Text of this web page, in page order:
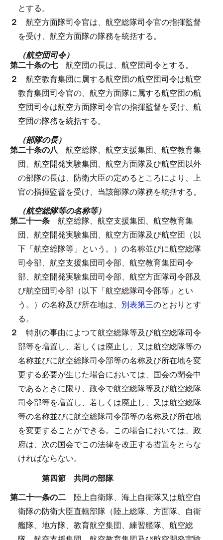
とする。
２ 航空方面隊司令官は、航空総隊司令官の指揮監督
を受け、航空方面隊の隊務を統括する。
（航空団司令）
第二十条の七 航空団の長は、航空団司令とする。
２ 航空教育集団に属する航空団の航空団司令は航空
教育集団司令官の、航空方面隊に属する航空団の航
空団司令は航空方面隊司令官の指揮監督を受け、航
空団の隊務を統括する。
（部隊の長）
第二十条の八 航空総隊、航空支援集団、航空教育集
団、航空開発実験集団、航空方面隊及び航空団以外
の部隊の長は、防衛大臣の定めるところにより、上
官の指揮監督を受け、当該部隊の隊務を統括する。
（航空総隊等の名称等）
第二十一条 航空総隊、航空支援集団、航空教育集
団、航空開発実験集団、航空方面隊及び航空団（以
下「航空総隊等」という。）の名称並びに航空総隊
司令部、航空支援集団司令部、航空教育集団司令
部、航空開発実験集団司令部、航空方面隊司令部及
び航空団司令部（以下「航空総隊司令部等」とい
う。）の名称及び所在地は、 別表第三のとおりとす
る。
２ 特別の事由によつて航空総隊等及び航空総隊司令
部等を増置し、若しくは廃止し、又は航空総隊等の
名称並びに航空総隊司令部等の名称及び所在地を変
更する必要が生じた場合においては、国会の閉会中
であるときに限り、政令で航空総隊等及び航空総隊
司令部等を増置し、若しくは廃止し、又は航空総隊
等の名称並びに航空総隊司令部等の名称及び所在地
を変更することができる。 この場合においては、政
府は、次の国会でこの法律を改正する措置をとらな
ければならない。
第四節 共同の部隊
第二十一条の二 陸上自衛隊、海上自衛隊又は航空自
衛隊の防衛大臣直轄部隊（陸上総隊、方面隊、自衛
艦隊、地方隊、教育航空集団、練習艦隊、航空総